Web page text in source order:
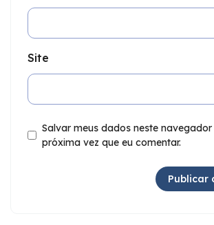
Site
Salvar meus dados neste
próxima vez que eu comentar.